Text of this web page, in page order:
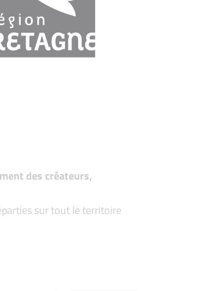
des créateurs,
sur tout le territoire